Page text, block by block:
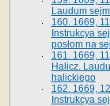
Laudum
160. 1669,
Instrukcya
posłom na
161. 1669,
Halicz.
halickiego
162. 1669,
Instrukcya